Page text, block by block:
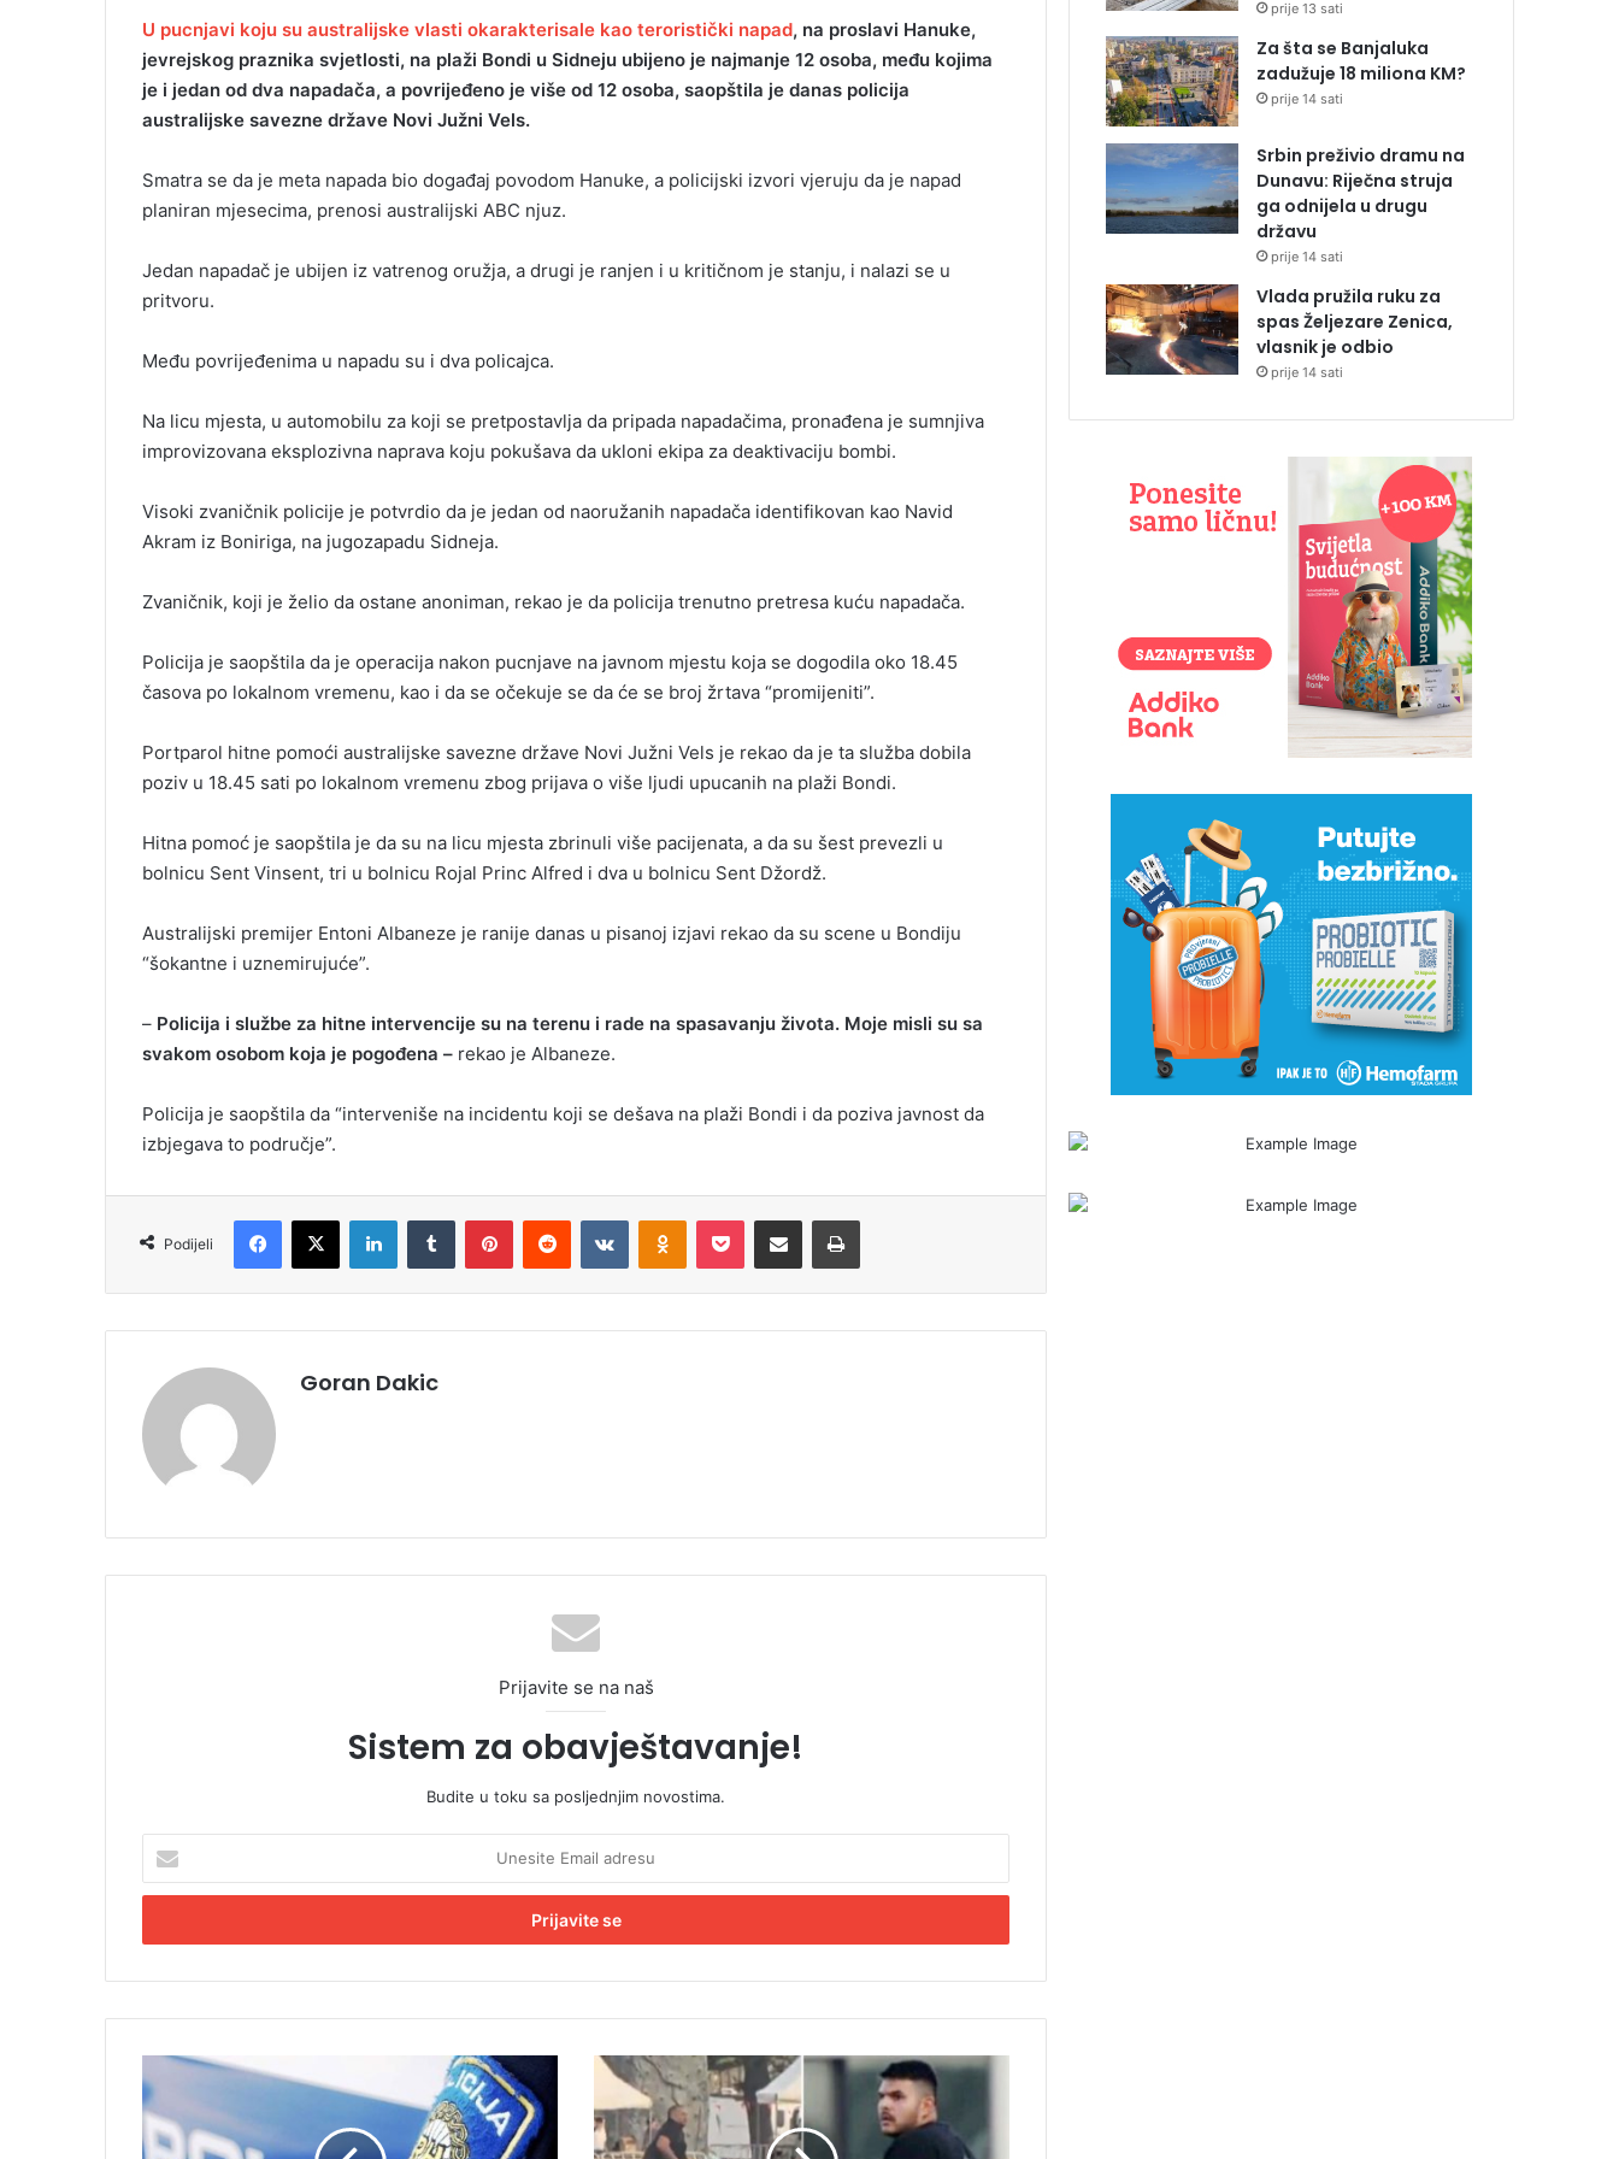
U pucnjavi koju su australijske vlasti okarakterisale kao teroristički napad, na proslavi Hanuke,
jevrejskog praznika svjetlosti, na plaži Bondi u Sidneju ubijeno je najmanje 12 osoba, među kojima
je i jedan od dva napadača, a povrijeđeno je više od 12 osoba, saopštila je danas policija
australijske savezne države Novi Južni Vels.
Smatra se da je meta napada bio događaj povodom Hanuke, a policijski izvori vjeruju da je napad
planiran mjesecima, prenosi australijski ABC njuz.
Jedan napadač je ubijen iz vatrenog oružja, a drugi je ranjen i u kritičnom je stanju, i nalazi se u
pritvoru.
Među povrijeđenima u napadu su i dva policajca.
Na licu mjesta, u automobilu za koji se pretpostavlja da pripada napadačima, pronađena je sumnjiva
improvizovana eksplozivna naprava koju pokušava da ukloni ekipa za deaktivaciju bombi.
Visoki zvaničnik policije je potvrdio da je jedan od naoružanih napadača identifikovan kao Navid
Akram iz Boniriga, na jugozapadu Sidneja.
Zvaničnik, koji je želio da ostane anoniman, rekao je da policija trenutno pretresa kuću napadača.
Policija je saopštila da je operacija nakon pucnjave na javnom mjestu koja se dogodila oko 18.45
časova po lokalnom vremenu, kao i da se očekuje se da će se broj žrtava “promijeniti”.
Portparol hitne pomoći australijske savezne države Novi Južni Vels je rekao da je ta služba dobila
poziv u 18.45 sati po lokalnom vremenu zbog prijava o više ljudi upucanih na plaži Bondi.
Hitna pomoć je saopštila je da su na licu mjesta zbrinuli više pacijenata, a da su šest prevezli u
bolnicu Sent Vinsent, tri u bolnicu Rojal Princ Alfred i dva u bolnicu Sent Džordž.
Australijski premijer Entoni Albaneze je ranije danas u pisanoj izjavi rekao da su scene u Bondiju
“šokantne i uznemirujuće”.
– Policija i službe za hitne intervencije su na terenu i rade na spasavanju života. Moje misli su sa
svakom osobom koja je pogođena – rekao je Albaneze.
Policija je saopštila da “interveniše na incidentu koji se dešava na plaži Bondi i da poziva javnost da
izbjegava to područje”.
Podijeli
Goran Dakic
Prijavite se na naš
Sistem za obavještavanje!
Budite u toku sa posljednjim novostima.
e
i
E
i
a
b
i
o
Ž
t
v
prije 13 sati
Za šta se Banjaluka
zadužuje 18 miliona KM?
prije 14 sati
Srbin preživio dramu na
Dunavu: Riječna struja
ga odnijela u drugu
državu
prije 14 sati
Vlada pružila ruku za
spas Željezare Zenica,
vlasnik je odbio
prije 14 sati